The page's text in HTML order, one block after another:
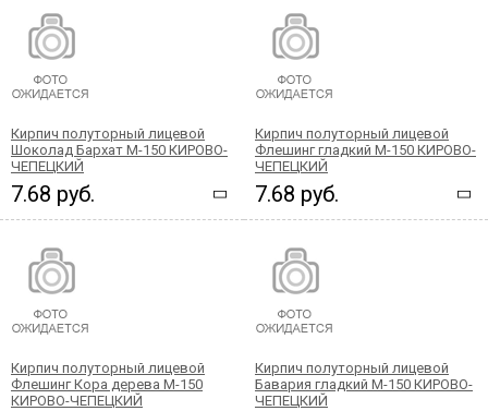
Кирпич полуторный лицевой
Шоколад Бархат М-150 КИРОВО-
ЧЕПЕЦКИЙ
7.68 руб.
Кирпич полуторный лицевой
Флешинг гладкий М-150 КИРОВО-
ЧЕПЕЦКИЙ
7.68 руб.
Кирпич полуторный лицевой
Флешинг Кора дерева М-150
КИРОВО-ЧЕПЕЦКИЙ
Кирпич полуторный лицевой
Бавария гладкий М-150 КИРОВО-
ЧЕПЕЦКИЙ